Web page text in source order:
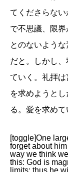
てくださらな
で不思議、限
とのないよう
だと。しかし
ていく。礼拝
を求めようと
る。愛を求めて
[toggle]One
forget about
way we think
this: God is
limits; thus he